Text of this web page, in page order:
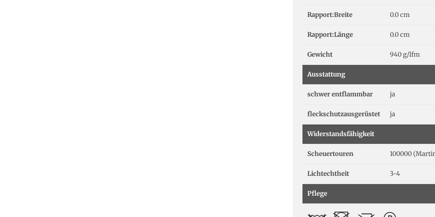
Rapport:Breite 0.0 cm
Rapport:Länge 0.0 cm
Gewicht 940 g/lfm
Ausstattung
schwer entflammbar ja
fleckschutzausgerüstet ja
Widerstandsfähigkeit
Scheuertouren 100000
Lichtechtheit 3-4
Pflege